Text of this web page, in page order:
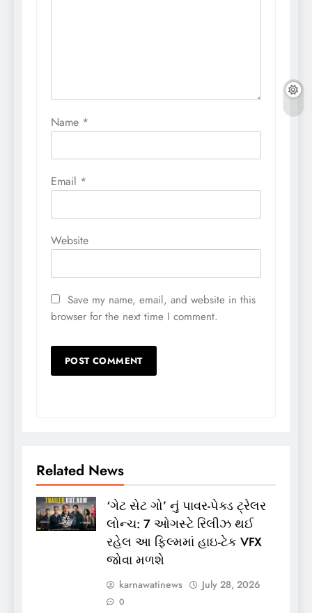
Name *
Email *
Website
Save my name, email, and website in this
browser for the next time I comment.
Related News
‘ગેટ સેટ ગો’ નું પાવર-પેક્ડ ટ્રેલર
લોન્ચ: 7 ઓગસ્ટે રિલીઝ થઈ
રહેલ આ ફિલ્મમાં હાઇ-ટેક VFX
જોવા મળશે
karnawatinews July 28, 2026
0